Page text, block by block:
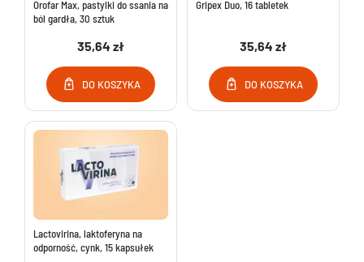
Orofar Max, pastylki do ssania na
ból gardła, 30 sztuk
35,64 zł
DO KOSZYKA
Gripex Duo, 16 tabletek
35,64 zł
DO KOSZYKA
Lactovirina, laktoferyna na
odporność, cynk, 15 kapsułek